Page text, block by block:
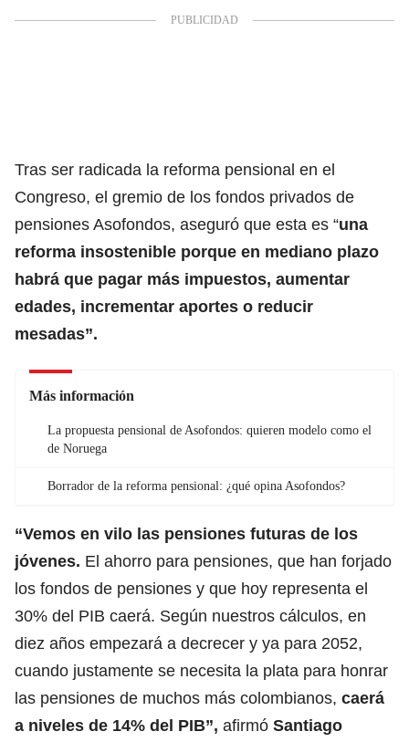
Tras ser radicada la reforma pensional en el
Congreso, el gremio de los fondos privados de
pensiones Asofondos, aseguró que esta es “una
reforma insostenible porque en mediano plazo
habrá que pagar más impuestos, aumentar
edades, incrementar aportes o reducir
mesadas”.
Más información
La propuesta pensional de Asofondos: quieren modelo como el
de Noruega
Borrador de la reforma pensional: ¿qué opina Asofondos?
“Vemos en vilo las pensiones futuras de los
jóvenes. El ahorro para pensiones, que han forjado
los fondos de pensiones y que hoy representa el
30% del PIB caerá. Según nuestros cálculos, en
diez años empezará a decrecer y ya para 2052,
cuando justamente se necesita la plata para honrar
las pensiones de muchos más colombianos, caerá
a niveles de 14% del PIB”, afirmó Santiago